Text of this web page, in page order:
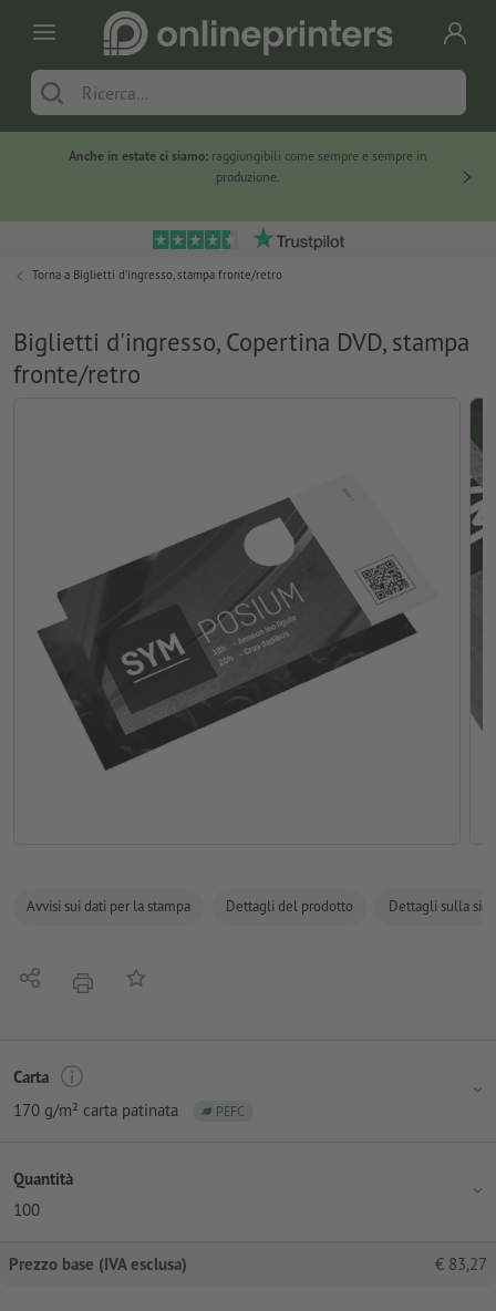
Anche in estate ci siamo: raggiungibili come sempre e sempre in
produzione.
Torna a Biglietti d'ingresso, stampa fronte/retro
Biglietti d'ingresso, Copertina DVD, stampa
fronte/retro
Avvisi sui dati per la stampa Dettagli del prodotto Dettagli sulla
Condividistamparealla lista preferiti
Carta
170 g/m² carta patinata
PEFC
Quantità
100
Prezzo base (IVA esclusa) € 83,27